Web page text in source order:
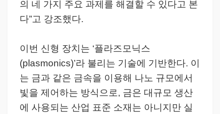
의 네 가지 주요 과제를 해결할 수 있다고 본
다”고 강조했다.
이번 신형 장치는 ‘플라즈모닉스
(plasmonics)’라 불리는 기술에 기반한다. 이
는 금과 같은 금속을 이용해 나노 규모에서
빛을 제어하는 방식으로, 금은 대규모 생산
에 사용되는 산업 표준 소재는 아니지만 실